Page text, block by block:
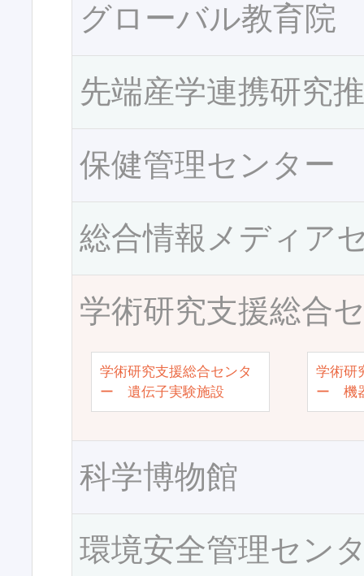
グローバル教育院
先端産学連携研究
保健管理センター
総合情報メディア
学術研究支援総合
学術研究支援総合センタ
ー 遺伝子実験施設
学術研
ー 機
科学博物館
環境安全管理セン